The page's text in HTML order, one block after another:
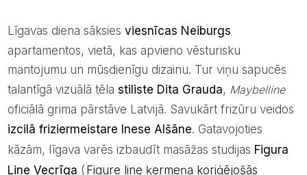
Līgavas diena sāksies viesnīcas Neiburgs
apartamentos, vietā, kas apvieno vēsturisku
mantojumu un mūsdienīgu dizainu. Tur viņu sapucēs
talantīgā vizuālā tēla stiliste Dita Grauda, Maybelline
oficiālā grima pārstāve Latvijā. Savukārt frizūru veidos
izcilā friziermeistare Inese Alšāne. Gatavojoties
kāzām, līgava varēs izbaudīt masāžas studijas Figura
Line Vecrīga ( Figure line ķermeņa koriģējošās